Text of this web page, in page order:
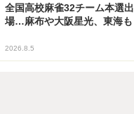
全国高校麻雀32チーム本選出
場…麻布や大阪星光、東海も
2026.8.5